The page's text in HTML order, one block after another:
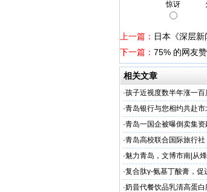
惊讶
上一篇： 日本《深层
下一篇： 75% 的网友
相关文章
·孩子近视度数半年涨一
·青岛银行与您相约共赴
·青岛一国企被曝倒卖集
·青岛高校联合国际旅行
·魅力青岛，文博市南|从
动精彩掠影
·复合肽γ-氨基丁酸膏，促
工厂家
·奶昔代餐饮品乳清高蛋